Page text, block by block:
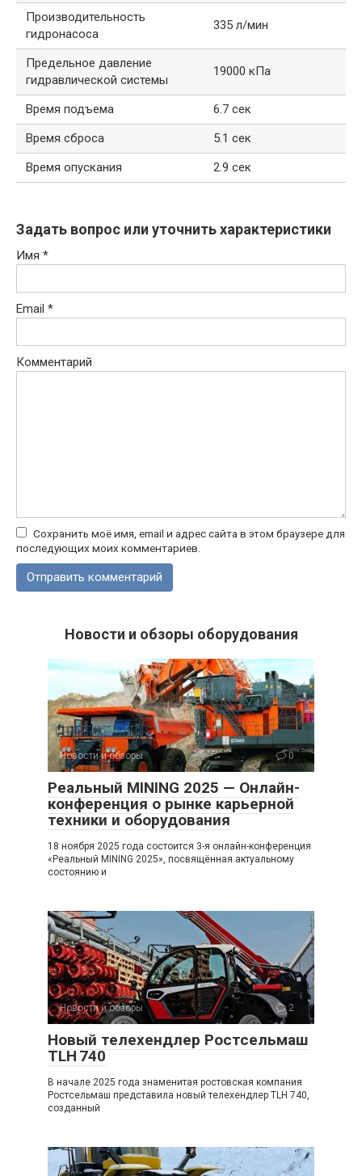
Производительность
гидронасоса
335 л/мин
Предельное давление
гидравлической системы
19000 кПа
Время подъема
6.7 сек
Время сброса
5.1 сек
Время опускания
2.9 сек
Задать вопрос или уточнить характеристики
Имя *
Email *
Комментарий
Сохранить моё имя, email и адрес сайта в этом браузере для
последующих моих комментариев.
Новости и обзоры оборудования
Новости и обзоры 0
Реальный MINING 2025 — Онлайн-
конференция о рынке карьерной
техники и оборудования
18 ноября 2025 года состоится 3-я онлайн-конференция
«Реальный MINING 2025», посвящённая актуальному
состоянию и
Новости и обзоры 2
Новый телехендлер Ростсельмаш
TLH 740
В начале 2025 года знаменитая ростовская компания
Ростсельмаш представила новый телехендлер TLH 740,
созданный